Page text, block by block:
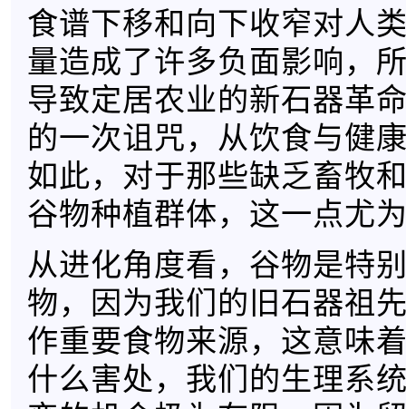
食谱下移和向下收窄对人
量造成了许多负面影响，
导致定居农业的新石器革
的一次诅咒，从饮食与健
如此，对于那些缺乏畜牧
谷物种植群体，这一点尤
从进化角度看，谷物是特
物，因为我们的旧石器祖
作重要食物来源，这意味
什么害处，我们的生理系